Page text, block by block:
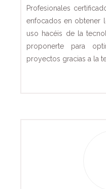
Profesionales
enfocados en obtener
uso hacéis de la
proponerte para
proyectos gracias a la